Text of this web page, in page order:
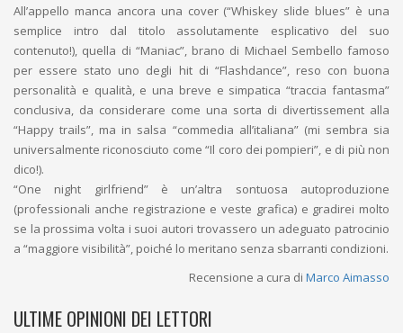
All’appello manca ancora una cover (“Whiskey slide blues” è una
semplice intro dal titolo assolutamente esplicativo del suo
contenuto!), quella di “Maniac”, brano di Michael Sembello famoso
per essere stato uno degli hit di “Flashdance”, reso con buona
personalità e qualità, e una breve e simpatica “traccia fantasma”
conclusiva, da considerare come una sorta di divertissement alla
“Happy trails”, ma in salsa “commedia all’italiana” (mi sembra sia
universalmente riconosciuto come “Il coro dei pompieri”, e di più non
dico!).
“One night girlfriend” è un’altra sontuosa autoproduzione
(professionali anche registrazione e veste grafica) e gradirei molto
se la prossima volta i suoi autori trovassero un adeguato patrocinio
a “maggiore visibilità”, poiché lo meritano senza sbarranti condizioni.
Recensione a cura di Marco Aimasso
ULTIME OPINIONI DEI LETTORI